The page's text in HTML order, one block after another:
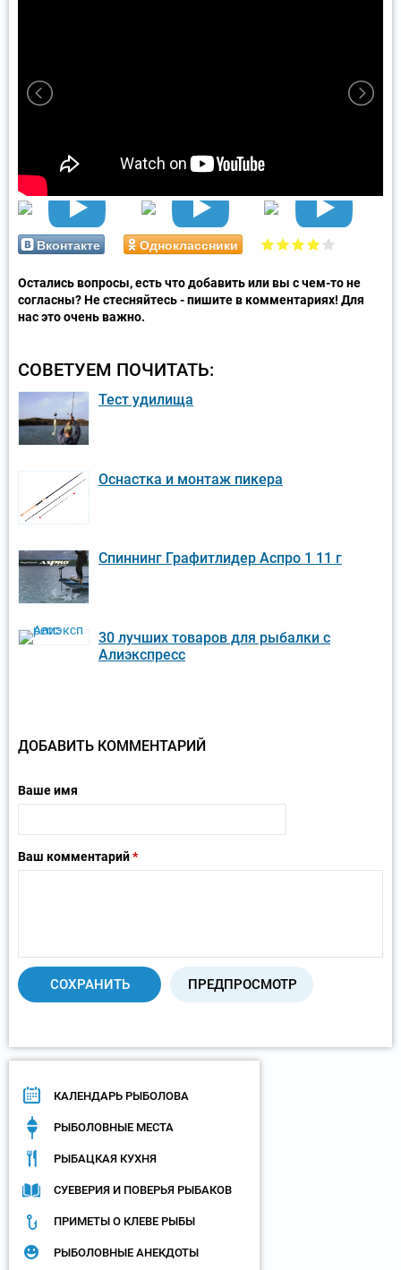
Вконтакте Одноклассники
Остались вопросы, есть что добавить или вы с чем-то не
согласны? Не стесняйтесь - пишите в комментариях! Для
нас это очень важно.
СОВЕТУЕМ ПОЧИТАТЬ:
Тест удилища
Оснастка и монтаж пикера
Спиннинг Графитлидер Аспро 1 11 г
30 лучших товаров для рыбалки с
Алиэкспресс
ДОБАВИТЬ КОММЕНТАРИЙ
Ваше имя
Ваш комментарий*
КАЛЕНДАРЬ РЫБОЛОВА
РЫБОЛОВНЫЕ МЕСТА
РЫБАЦКАЯ КУХНЯ
СУЕВЕРИЯ И ПОВЕРЬЯ РЫБАКОВ
ПРИМЕТЫ О КЛЕВЕ РЫБЫ
РЫБОЛОВНЫЕ АНЕКДОТЫ